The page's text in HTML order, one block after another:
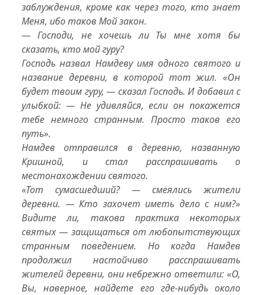
заблуждения, кроме как через того, кто знает
Меня, ибо таков Мой закон.
— Господи, не хочешь ли Ты мне хотя бы
сказать, кто мой гуру?
Господь назвал Намдеву имя одного святого и
название деревни, в которой тот жил. «Он
будет твоим гуру, — сказал Господь. И добавил с
улыбкой: — Не удивляйся, если он покажется
тебе немного странным. Просто таков его
путь».
Намдев отправился в деревню, названную
Кришной, и стал расспрашивать о
местонахождении святого.
«Тот сумасшедший? — смеялись жители
деревни. — Кто захочет иметь дело с ним?»
Видите ли, такова практика некоторых
святых — защищаться от любопытствующих
странным поведением. Но когда Намдев
продолжил настойчиво расспрашивать
жителей деревни, они небрежно ответили: «О,
Вы, наверное, найдете его где-нибудь около